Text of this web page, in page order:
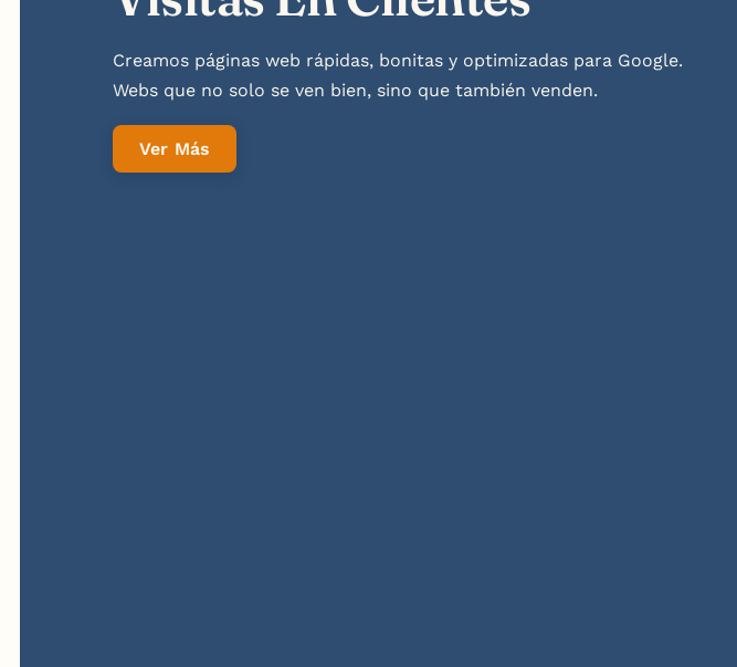
Creamos páginas web rápidas, bonitas y optimizadas para Google.
Webs que no solo se ven bien, sino que también venden.
Ver Más